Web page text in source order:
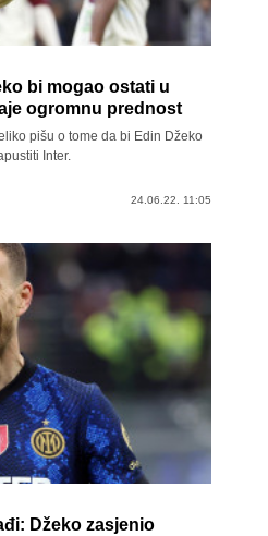
bi mogao ostati u
ogromnu prednost
pišu o tome da bi Edin Džeko
Inter.
24.06.22. 11:05
Džeko zasjenio